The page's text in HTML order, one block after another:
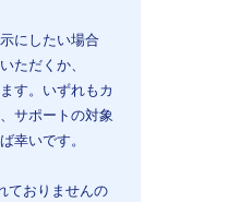
にしたい場合
ただくか、
す。いずれもカ
サポートの対象
幸いです。
ておりませんの